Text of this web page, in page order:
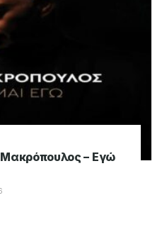
Μακρόπουλος – Εγώ